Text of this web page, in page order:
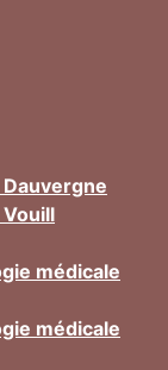
médicale
médicale